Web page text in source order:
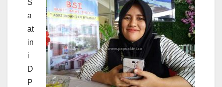
S
a
at
in
i
D
P